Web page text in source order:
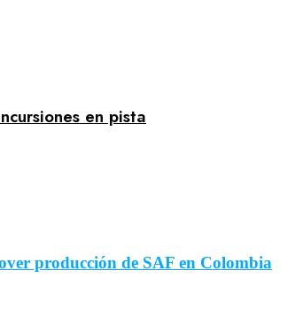
en pista
producción de SAF en Colombia